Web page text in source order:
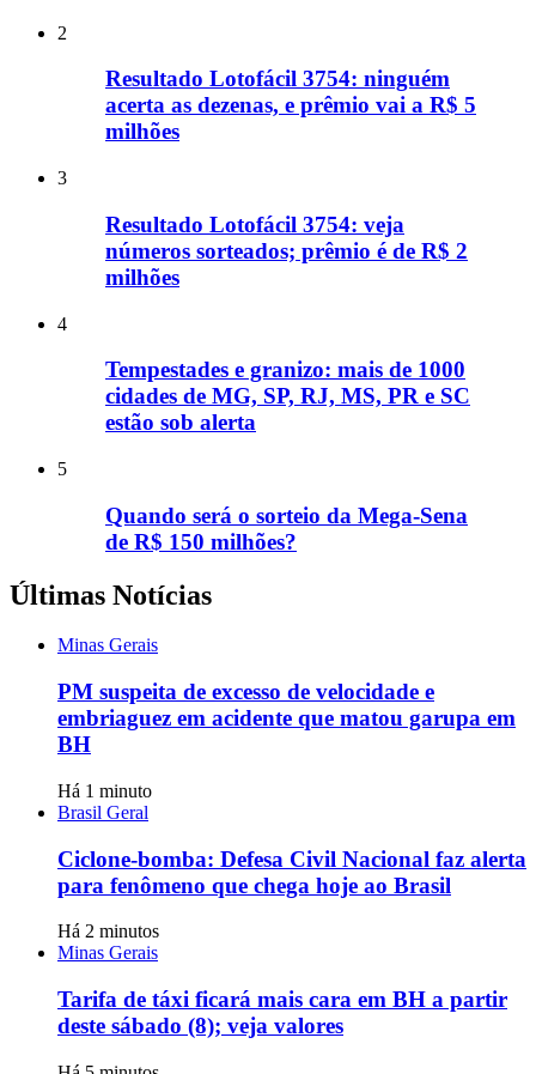
2
Resultado Lotofácil 3754: ninguém
acerta as dezenas, e prêmio vai a R$ 5
milhões
3
Resultado Lotofácil 3754: veja
números sorteados; prêmio é de R$ 2
milhões
4
Tempestades e granizo: mais de 1000
cidades de MG, SP, RJ, MS, PR e SC
estão sob alerta
5
Quando será o sorteio da Mega-Sena
de R$ 150 milhões?
Últimas Notícias
Minas Gerais
PM suspeita de excesso de velocidade e
embriaguez em acidente que matou garupa em
BH
Há 1 minuto
Brasil Geral
Ciclone-bomba: Defesa Civil Nacional faz alerta
para fenômeno que chega hoje ao Brasil
Há 2 minutos
Minas Gerais
Tarifa de táxi ficará mais cara em BH a partir
deste sábado (8); veja valores